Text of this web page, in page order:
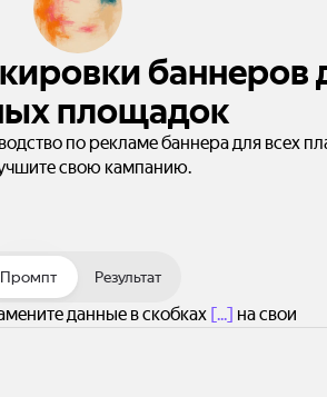
баннеров
площадок
по рекламе баннера для всех
свою кампанию.
Промпт Результат
данные в скобках [...] на свои